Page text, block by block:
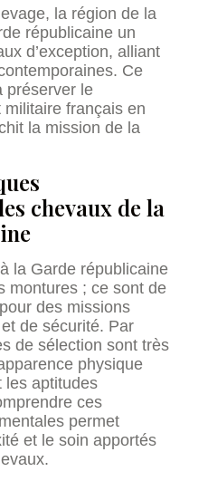
la région de la
républicaine un
d’exception, alliant
Ce
préserver le
français en
la mission de la
chevaux de la
la Garde républicaine
montures ; ce sont de
des missions
de sécurité. Par
de sélection sont très
physique
les aptitudes
ces
permet
et le soin apportés